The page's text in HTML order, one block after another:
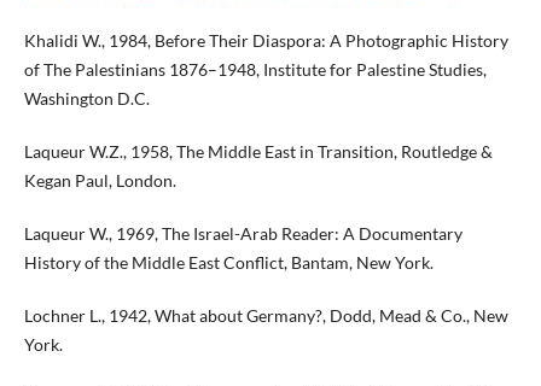
Khalidi W., 1984, Before Their Diaspora: A Photographic History
of The Palestinians 1876–1948, Institute for Palestine Studies,
Washington D.C.
Laqueur W.Z., 1958, The Middle East in Transition, Routledge &
Kegan Paul, London.
Laqueur W., 1969, The Israel-Arab Reader: A Documentary
History of the Middle East Conflict, Bantam, New York.
Lochner L., 1942, What about Germany?, Dodd, Mead & Co., New
York.